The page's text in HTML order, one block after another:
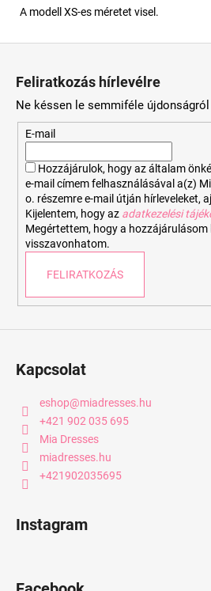
A modell XS-es méretet visel.
Feliratkozás hírlevélre
Ne késsen le semmiféle
E-mail
Hozzájárulok, hogy az általam
e-mail címem felhasználásával a(z)
o. részemre e-mail útján hírleveleket,
Kijelentem, hogy az adatkezelési
Megértettem, hogy a
visszavonhatom.
FELIRATKOZÁS
Kapcsolat
eshop@miadresses.hu
+421 902 035 695
Mia Dresses
miadresses.hu
+421902035695
Instagram